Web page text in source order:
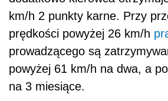
km/h 2 punkty karne. Przy
prędkości powyżej 26 km/h
prowadzącego są
powyżej 61 km/h na dwa, a
na 3 miesiące.